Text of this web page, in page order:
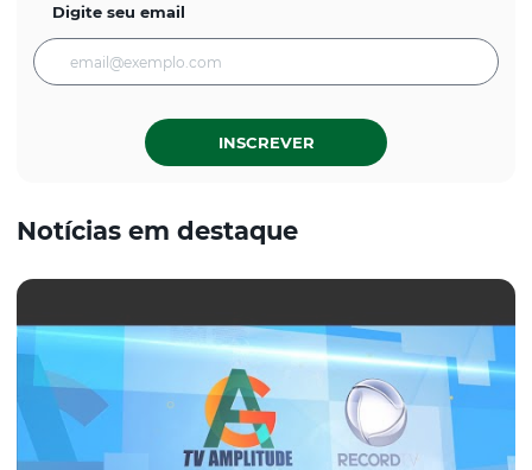
Digite seu email
INSCREVER
Notícias em destaque